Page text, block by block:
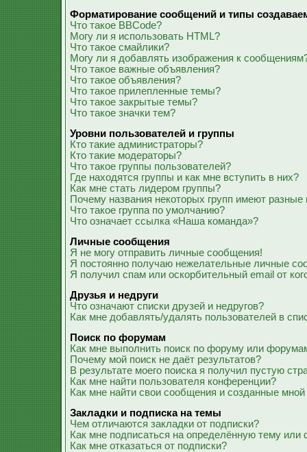
Форматирование сообщений и типы
Что такое BBCode?
Могу ли я использовать HTML?
Что такое смайлики?
Могу ли я добавлять изображения к
Что такое важные объявления?
Что такое объявления?
Что такое прилепленные темы?
Что такое закрытые темы?
Что такое значки тем?
Уровни пользователей и группы
Кто такие администраторы?
Кто такие модераторы?
Что такое группы пользователей?
Где находятся группы и как мне вступить в них?
Как мне стать лидером группы?
Почему названия некоторых групп имеют разные
Что такое группа по умолчанию?
Что означает ссылка «Наша команда»?
Личные сообщения
Я не могу отправить личные сообщения!
Я постоянно получаю нежелательные личные
Я получил спам или оскорбительный email от
Друзья и недруги
Что означают списки друзей и недругов?
Как мне добавлять/удалять пользователей в
Поиск по форумам
Как мне выполнить поиск по форуму или
Почему мой поиск не даёт результатов?
В результате моего поиска я получил пустую
Как мне найти пользователя конференции?
Как мне найти свои сообщения и созданные
Закладки и подписка на темы
Чем отличаются закладки от подписки?
Как мне подписаться на определённую тему или
Как мне отказаться от подписки?